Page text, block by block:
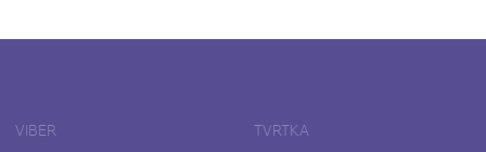
VIBER TVRTKA